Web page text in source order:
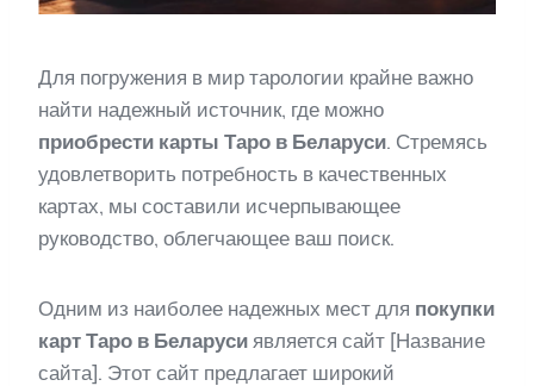
Для погружения в мир тарологии крайне важно
найти надежный источник, где можно
приобрести карты Таро в Беларуси. Стремясь
удовлетворить потребность в качественных
картах, мы составили исчерпывающее
руководство, облегчающее ваш поиск.
Одним из наиболее надежных мест для покупки
карт Таро в Беларуси является сайт [Название
сайта]. Этот сайт предлагает широкий